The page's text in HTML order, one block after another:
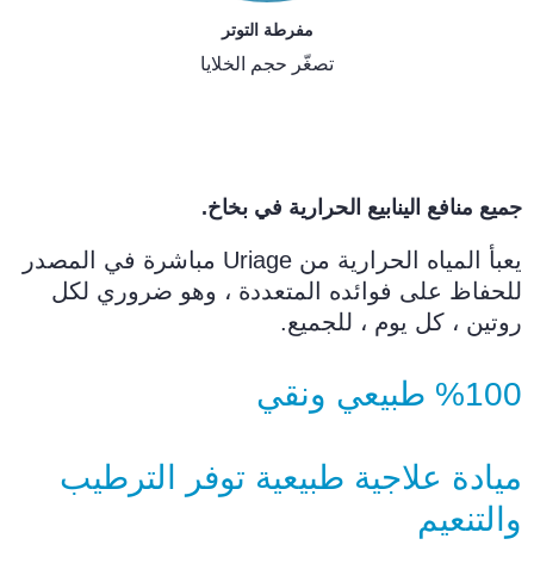
مفرطة التوتر
تصغّر حجم الخلايا
جميع منافع الينابيع الحرارية في بخاخ.
يعبأ المياه الحرارية من Uriage مباشرة في المصدر
للحفاظ على فوائده المتعددة ، وهو ضروري لكل
روتين ، كل يوم ، للجميع.
%100 طبيعي ونقي
ميادة علاجية طبيعية توفر الترطيب
والتنعيم